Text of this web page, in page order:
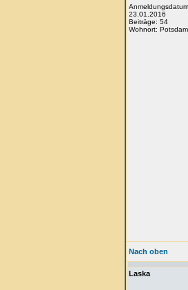
23.01.2016
Beiträge: 54
Wohnort: Potsdam
Nach oben
Laska